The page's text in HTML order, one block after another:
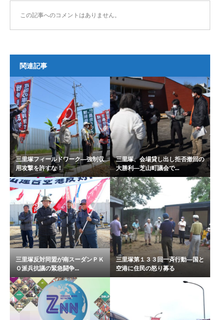
この記事へのコメントはありません。
関連記事
三里塚フィールドワーク―強制収
用攻撃を許すな！
三里塚、会場貸し出し拒否撤回の
大勝利―芝山町議会で...
三里塚反対同盟が南スーダンＰＫ
Ｏ派兵抗議の緊急闘争...
三里塚第１３３回一斉行動―国と
空港に住民の怒り募る